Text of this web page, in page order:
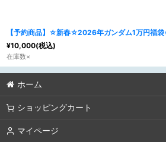
【予約商品】☆新春☆2026年ガンダム1万円福
¥10,000(税込)
在庫数×
ホーム
ショッピングカート
マイページ